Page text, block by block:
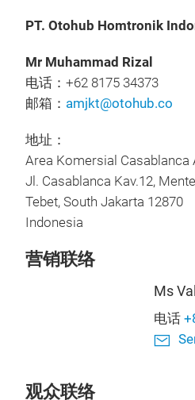
PT. Otohub Homtronik
Mr Muhammad Rizal
电话：+62 8175
邮箱： amjkt@otohub.co
地址：
Area Komersial Casablanca
Jl. Casablanca Kav.12,
Tebet, South Jakarta 12870
Indonesia
营销联络
Ms
电话
观众联络